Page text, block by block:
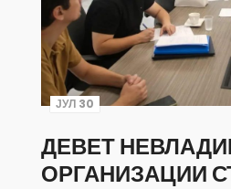
ЈУЛ 30
ДЕВЕТ
ОРГАНИЗАЦИИ